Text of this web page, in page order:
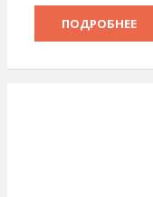
ПОДРОБНЕЕ